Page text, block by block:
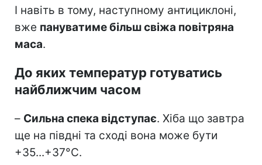
І навіть в тому, наступному антициклоні,
вже пануватиме більш свіжа повітряна
маса.
До яких температур готуватись
найближчим часом
– Сильна спека відступає. Хіба що завтра
ще на півдні та сході вона може бути
+35...+37°С.